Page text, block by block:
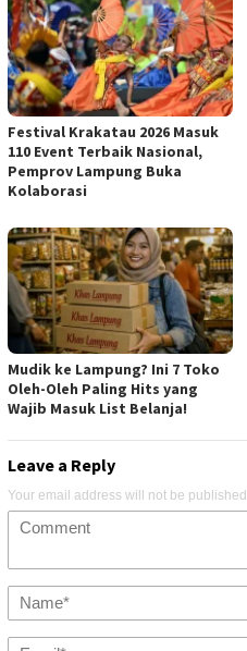
Festival Krakatau 2026 Masuk
110 Event Terbaik Nasional,
Pemprov Lampung Buka
Kolaborasi
Mudik ke Lampung? Ini 7 Toko
Oleh-Oleh Paling Hits yang
Wajib Masuk List Belanja!
Leave a Reply
Your email address will not be published.